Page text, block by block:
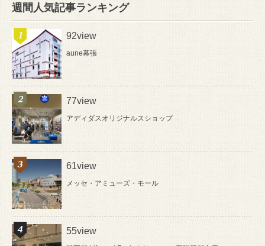
週間人気記事ランキング
92view
aune幕張
77view
アディダスオリジナルスショップ
61view
メッセ・アミューズ・モール
55view